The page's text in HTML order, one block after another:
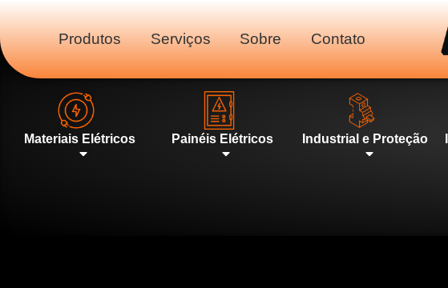
Produtos Serviços Sobre Contato
Materiais Elétricos Painéis Elétricos Industrial e Proteção